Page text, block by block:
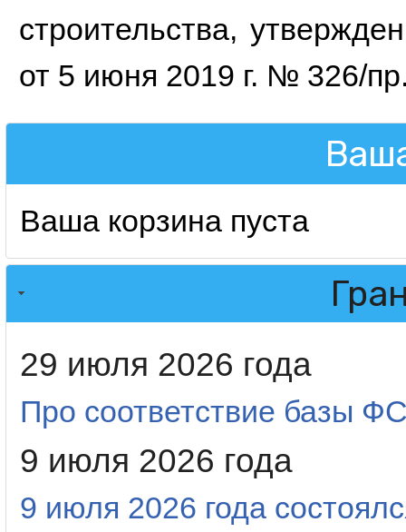
строительства,
от 5 июня 2019 г. № 326/
Ваша корзина пуста
29 июля 2026 года
Про соответствие базы
9 июля 2026 года
9 июля 2026 года